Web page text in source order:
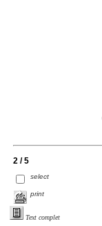
2 / 5
select
print
Text complet